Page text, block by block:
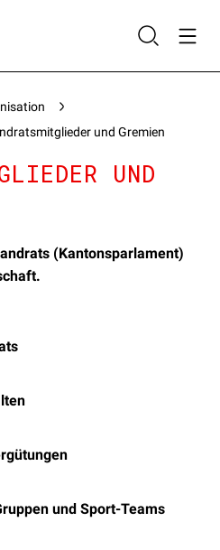
und Gremien
UND
(Kantonsparlament)
und Sport-Teams